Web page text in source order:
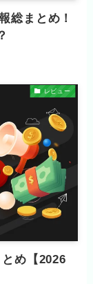
総まとめ！
レビュー
め【2026